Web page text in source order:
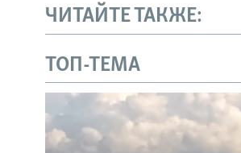
ЧИТАЙТЕ ТАКЖЕ:
ТОП-ТЕМА